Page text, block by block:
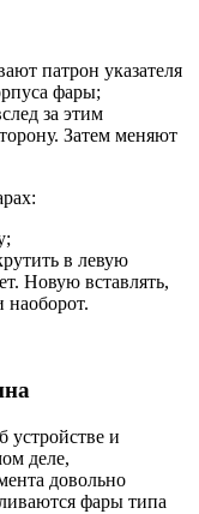
патрон указателя
фары;
за этим
Затем меняют
в левую
Новую вставлять,
наоборот.
устройстве и
деле,
довольно
фары типа